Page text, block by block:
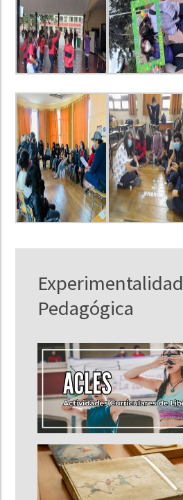
Experimentalidad
Pedagógica